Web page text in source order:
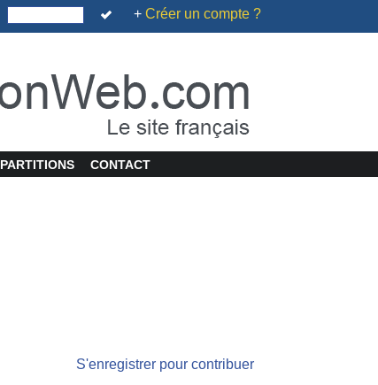
+ Créer un compte ?
PARTITIONS CONTACT
S'enregistrer pour contribuer